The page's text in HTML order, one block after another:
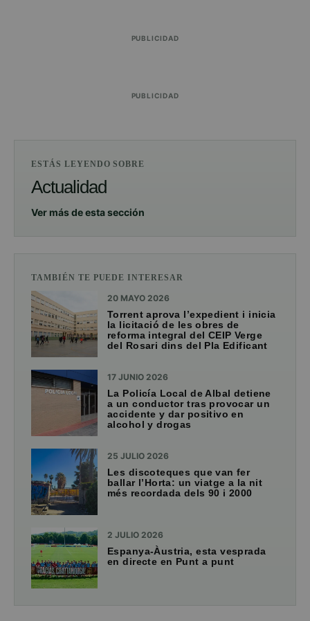
PUBLICIDAD
PUBLICIDAD
ESTÁS LEYENDO SOBRE
Actualidad
Ver más de esta sección
TAMBIÉN TE PUEDE INTERESAR
20 MAYO 2026
Torrent aprova l’expedient i inicia
la licitació de les obres de
reforma integral del CEIP Verge
del Rosari dins del Pla Edificant
17 JUNIO 2026
La Policía Local de Albal detiene
a un conductor tras provocar un
accidente y dar positivo en
alcohol y drogas
25 JULIO 2026
Les discoteques que van fer
ballar l’Horta: un viatge a la nit
més recordada dels 90 i 2000
2 JULIO 2026
Espanya-Àustria, esta vesprada
en directe en Punt a punt